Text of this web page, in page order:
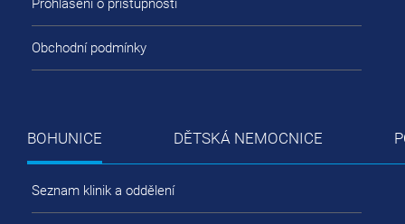
Prohlášení o přístupnosti
Obchodní podmínky
BOHUNICE DĚTSKÁ NEMOCNICE
Seznam klinik a oddělení